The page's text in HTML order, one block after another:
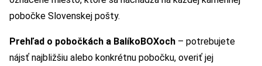
pobočke Slovenskej pošty.
Prehľad o pobočkách a BalíkoBOXoch – potrebujete
nájsť najbližšiu alebo konkrétnu pobočku, overiť jej